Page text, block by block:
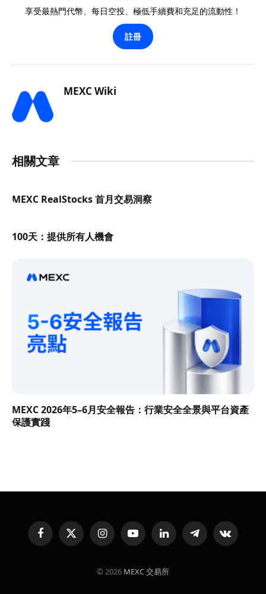
享受最熱門代幣、每日空投、極低手續費和充足的流動性！
註冊
MEXC Wiki
相關文章
MEXC RealStocks 首月交易洞察
100天：提供所有人機會
MEXC 2026年5–6月安全報告：行業安全全景與平台資產
保護實踐
FacebookX
(Twitter)
InstagramYouTubeLinkedInTelegramVKontakte
© 2026 MEXC 交易所